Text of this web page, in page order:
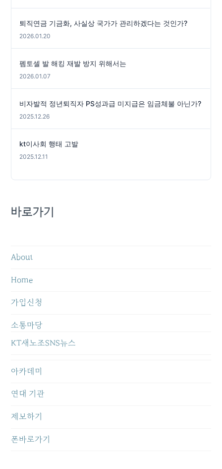
퇴직연금 기금화, 사실상 국가가 관리하겠다는 것인가?
2026.01.20
펨토셀 발 해킹 재발 방지 위해서는
2026.01.07
비자발적 정년퇴직자 PS성과급 미지급은 임금체불 아닌가?
2025.12.26
kt이사회 행태 고발
2025.12.11
바로가기
About
Home
가입신청
소통마당
KT새노조SNS뉴스
아카데미
연대 기관
제보하기
폰바로가기